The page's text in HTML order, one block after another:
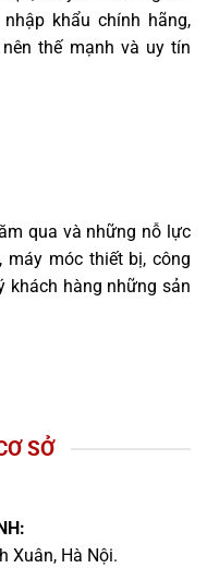
khẩu chính hãng,
thế mạnh và uy tín
qua và những nỗ lực
máy móc thiết bị, công
khách hàng những sản
SỞ
Xuân, Hà Nội.